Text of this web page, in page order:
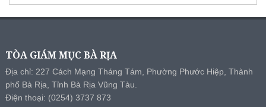
TÒA GIÁM MỤC BÀ RỊA
Địa chỉ: 227 Cách Mạng Tháng Tám, Phường Phước Hiệp, Thành
phố Bà Rịa, Tỉnh Bà Rịa Vũng Tàu.
Điện thoại: (0254) 3737 873